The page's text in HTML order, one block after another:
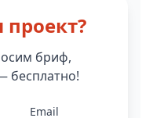
бриф,
бесплатно!
Email